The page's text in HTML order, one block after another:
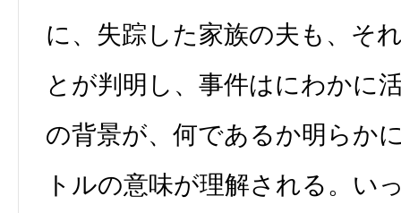
に、失踪した家族の夫も、そ
とが判明し、事件はにわかに
の背景が、何であるか明らか
トルの意味が理解される。い